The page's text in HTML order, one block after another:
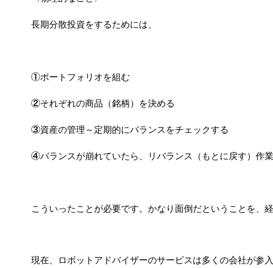
長期分散投資をするためには、
①ポートフォリオを組む
②それぞれの商品（銘柄）を決める
③資産の管理～定期的にバランスをチェックする
④バランスが崩れていたら、リバランス（もとに戻す）作
こういったことが必要です。かなり面倒だということを、
現在、ロボットアドバイザーのサービスは多くの会社が参